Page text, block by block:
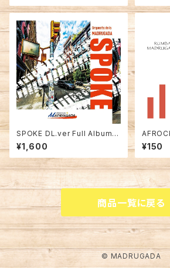
SPOKE DL.ver Full Album .
wav
¥1,600 ¥150
商品一覧に戻る
© MADRUGADA